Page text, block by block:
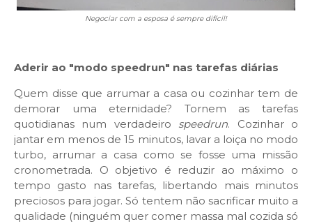
Negociar com a esposa é sempre difícil!
Aderir ao "modo speedrun" nas tarefas diárias
Quem disse que arrumar a casa ou cozinhar tem de
demorar uma eternidade? Tornem as tarefas
quotidianas num verdadeiro speedrun. Cozinhar o
jantar em menos de 15 minutos, lavar a loiça no modo
turbo, arrumar a casa como se fosse uma missão
cronometrada. O objetivo é reduzir ao máximo o
tempo gasto nas tarefas, libertando mais minutos
preciosos para jogar. Só tentem não sacrificar muito a
qualidade (ninguém quer comer massa mal cozida só